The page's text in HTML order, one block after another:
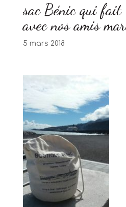
sac Bénic qui fait
avec nos amis
5 mars 2018